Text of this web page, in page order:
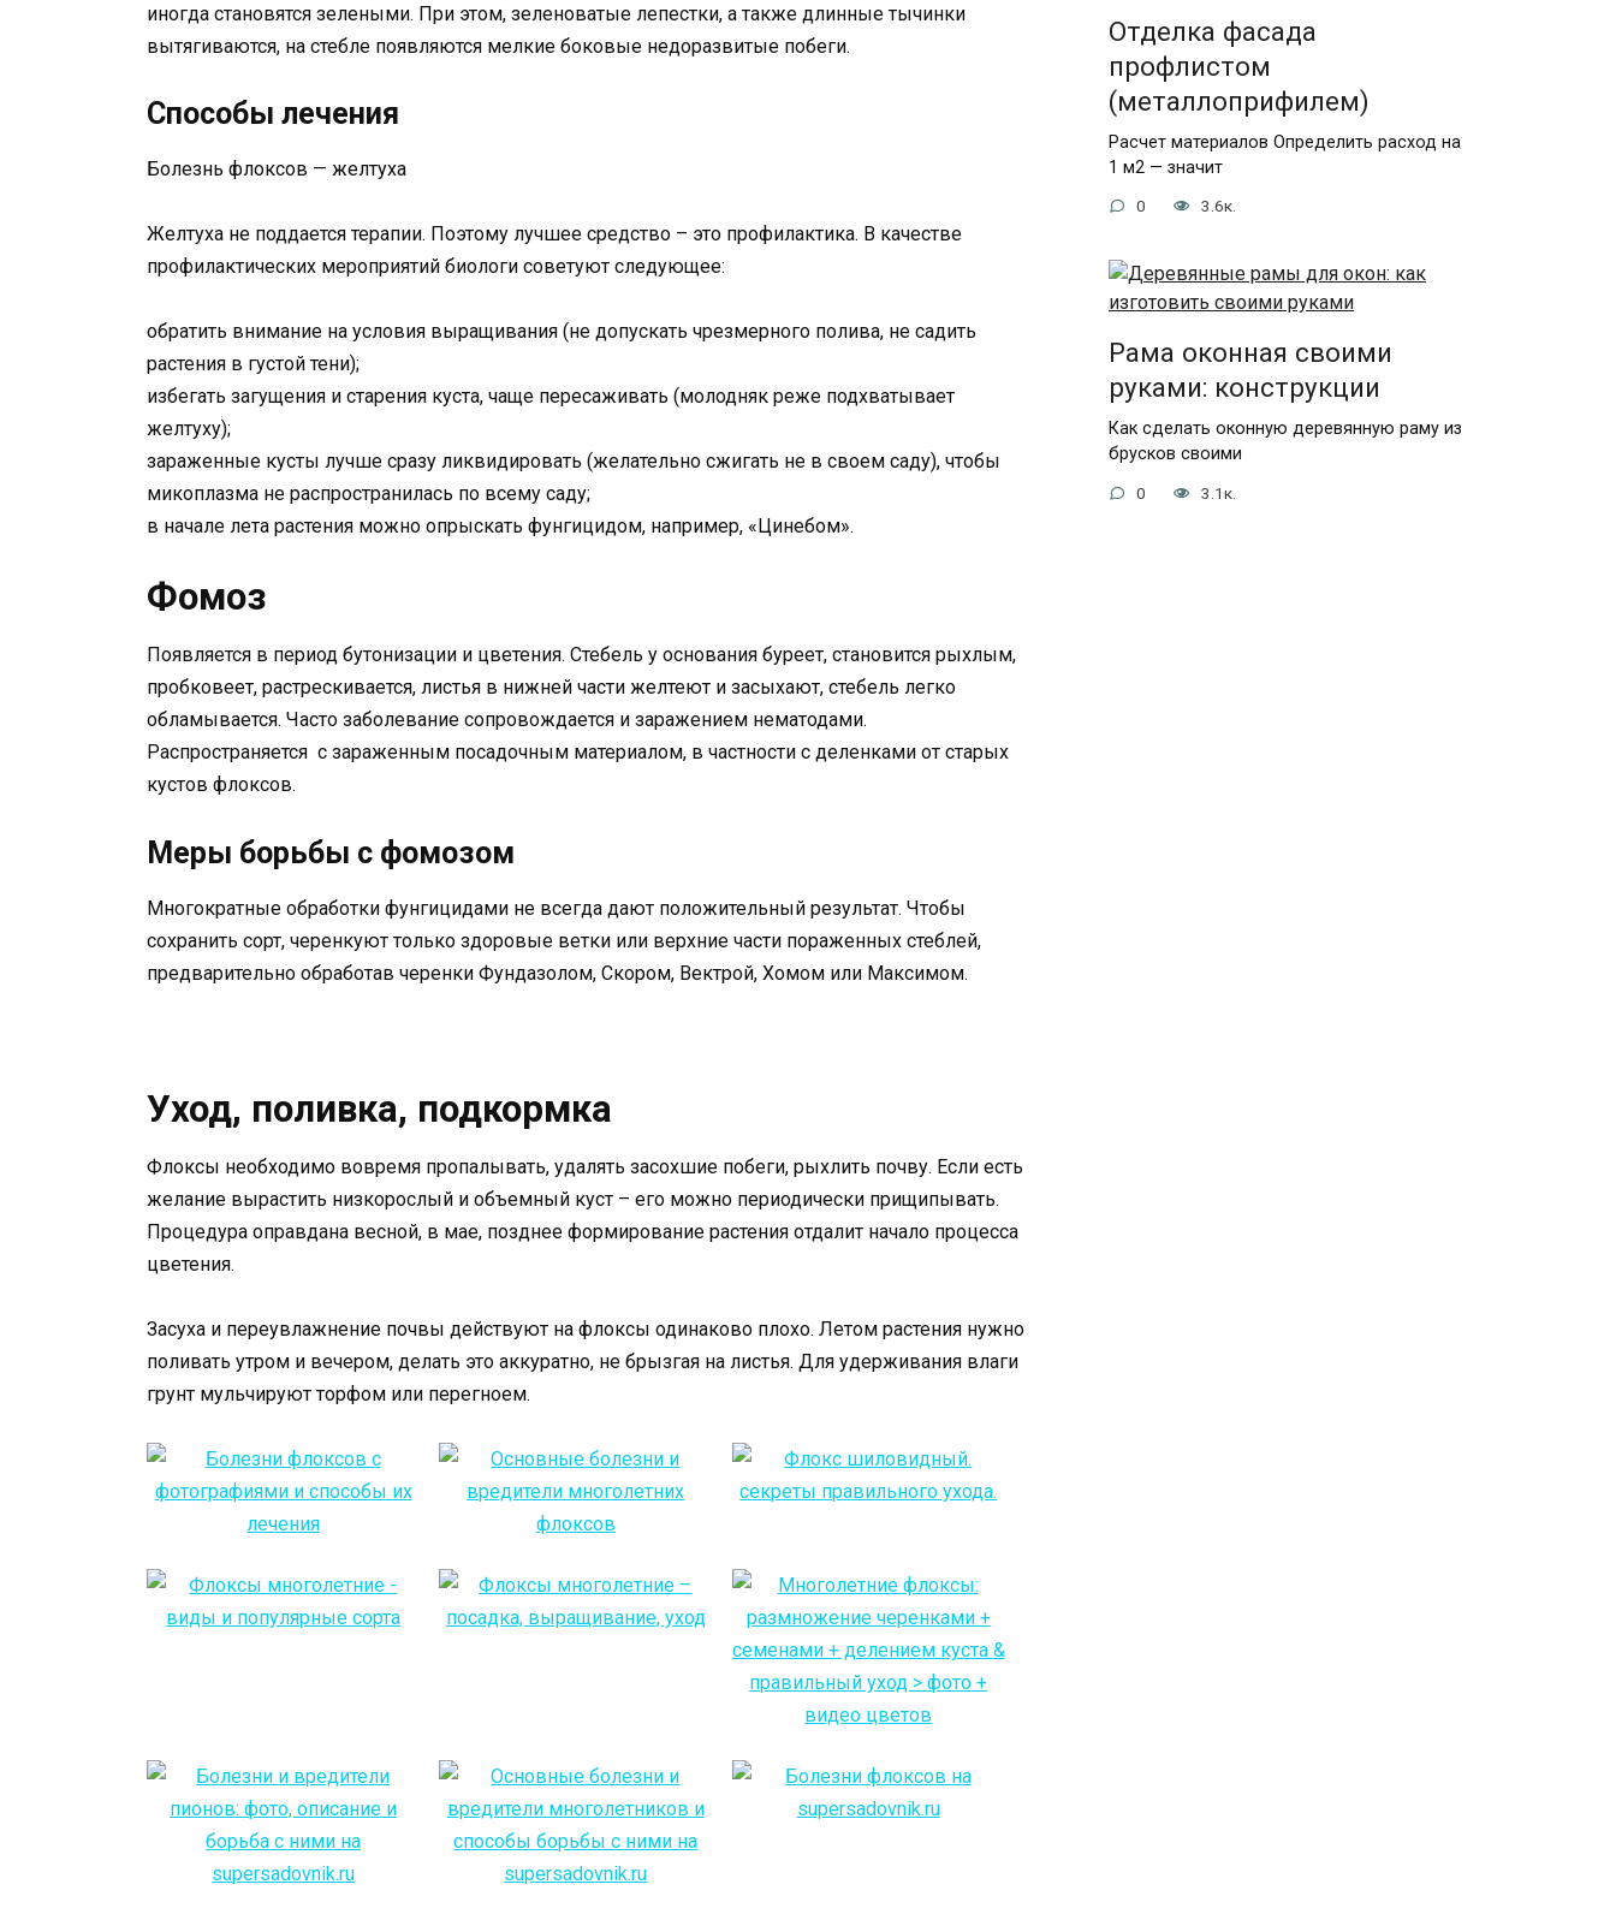
иногда становятся зелеными. При этом, зеленоватые лепестки, а также длинные тычинки
вытягиваются, на стебле появляются мелкие боковые недоразвитые побеги.
Способы лечения
Болезнь флоксов — желтуха
Желтуха не поддается терапии. Поэтому лучшее средство – это профилактика. В качестве
профилактических мероприятий биологи советуют следующее:
обратить внимание на условия выращивания (не допускать чрезмерного полива, не садить
растения в густой тени);
избегать загущения и старения куста, чаще пересаживать (молодняк реже подхватывает
желтуху);
зараженные кусты лучше сразу ликвидировать (желательно сжигать не в своем саду), чтобы
микоплазма не распространилась по всему саду;
в начале лета растения можно опрыскать фунгицидом, например, «Цинебом».
Фомоз
Появляется в период бутонизации и цветения. Стебель у основания буреет, становится рыхлым,
пробковеет, растрескивается, листья в нижней части желтеют и засыхают, стебель легко
обламывается. Часто заболевание сопровождается и заражением нематодами.
Распространяется с зараженным посадочным материалом, в частности с деленками от старых
кустов флоксов.
Меры борьбы с фомозом
Многократные обработки фунгицидами не всегда дают положительный результат. Чтобы
сохранить сорт, черенкуют только здоровые ветки или верхние части пораженных стеблей,
предварительно обработав черенки Фундазолом, Скором, Вектрой, Хомом или Максимом.
Уход, поливка, подкормка
Флоксы необходимо вовремя пропалывать, удалять засохшие побеги, рыхлить почву. Если есть
желание вырастить низкорослый и объемный куст – его можно периодически прищипывать.
Процедура оправдана весной, в мае, позднее формирование растения отдалит начало процесса
цветения.
Засуха и переувлажнение почвы действуют на флоксы одинаково плохо. Летом растения нужно
поливать утром и вечером, делать это аккуратно, не брызгая на листья. Для удерживания влаги
грунт мульчируют торфом или перегноем.
Отделка фасада
профлистом
(металлоприфилем)
Расчет материалов Определить расход на
1 м2 — значит
0 3.6к.
Рама оконная своими
руками: конструкции
Как сделать оконную деревянную раму из
брусков своими
0 3.1к.